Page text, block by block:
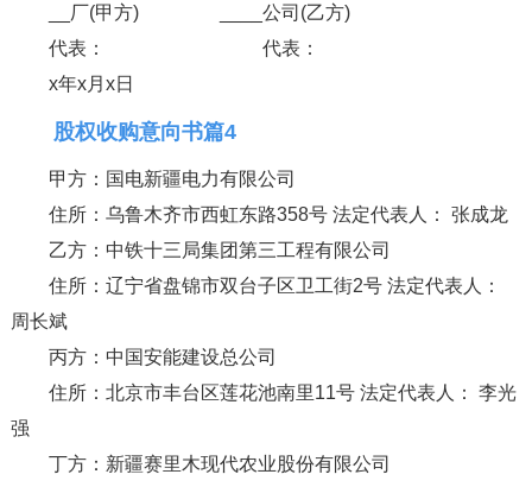
__厂(甲方) ____公司(乙方)
代表： 代表：
x年x月x日
股权收购意向书篇4
甲方：国电新疆电力有限公司
住所：乌鲁木齐市西虹东路358号 法定代表人： 张成龙
乙方：中铁十三局集团第三工程有限公司
住所：辽宁省盘锦市双台子区卫工街2号 法定代表人：
周长斌
丙方：中国安能建设总公司
住所：北京市丰台区莲花池南里11号 法定代表人： 李光
强
丁方：新疆赛里木现代农业股份有限公司